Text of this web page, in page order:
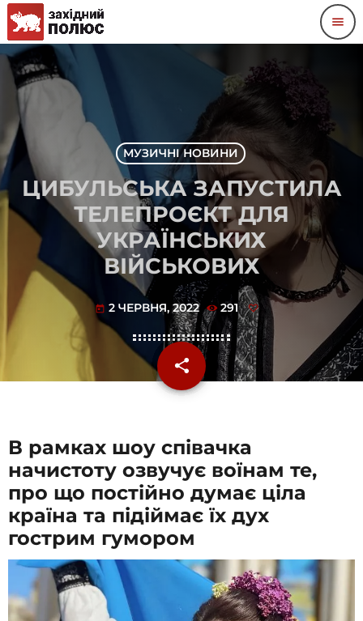
menu
МУЗИЧНІ НОВИНИ
ЦИБУЛЬСЬКА ЗАПУСТИЛА
ТЕЛЕПРОЄКТ ДЛЯ
УКРАЇНСЬКИХ
ВІЙСЬКОВИХ
today 2 ЧЕРВНЯ, 2022 291
share
email
В рамках шоу співачка
начистоту озвучує воїнам те,
про що постійно думає ціла
країна та підіймає їх дух
гострим гумором